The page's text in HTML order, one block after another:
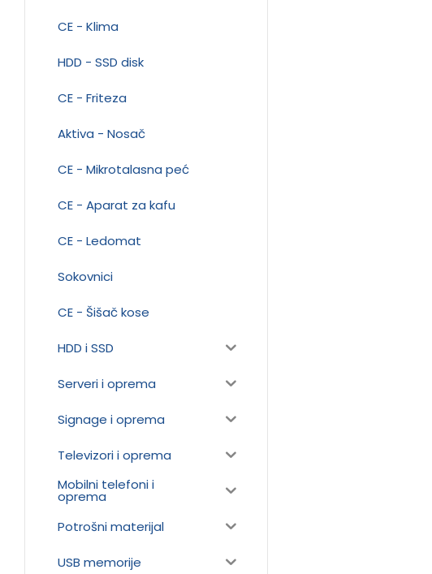
CE - Klima
HDD - SSD disk
CE - Friteza
Aktiva - Nosač
CE - Mikrotalasna peć
CE - Aparat za kafu
CE - Ledomat
Sokovnici
CE - Šišač kose
HDD i SSD
Serveri i oprema
Signage i oprema
Televizori i oprema
Mobilni telefoni i
oprema
Potrošni materijal
USB memorije